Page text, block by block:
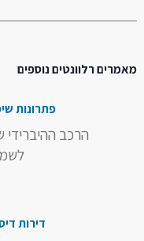
מאמרים רלוונטים נוספים
פתרונות
הרכב
דירות